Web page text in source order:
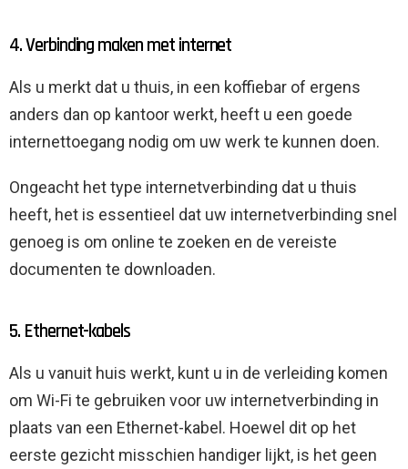
4. Verbinding maken met internet
Als u merkt dat u thuis, in een koffiebar of ergens
anders dan op kantoor werkt, heeft u een goede
internettoegang nodig om uw werk te kunnen doen.
Ongeacht het type internetverbinding dat u thuis
heeft, het is essentieel dat uw internetverbinding snel
genoeg is om online te zoeken en de vereiste
documenten te downloaden.
5. Ethernet-kabels
Als u vanuit huis werkt, kunt u in de verleiding komen
om Wi-Fi te gebruiken voor uw internetverbinding in
plaats van een Ethernet-kabel. Hoewel dit op het
eerste gezicht misschien handiger lijkt, is het geen